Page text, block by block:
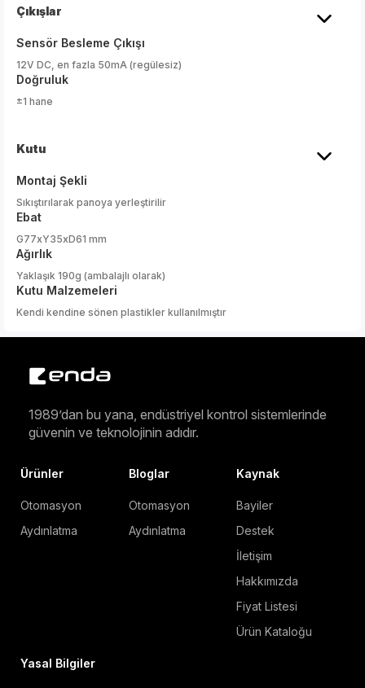
Çıkışlar
Sensör Besleme Çıkışı
12V DC, en fazla 50mA (regülesiz)
Doğruluk
±1 hane
Kutu
Montaj Şekli
Sıkıştırılarak panoya yerleştirilir
Ebat
G77xY35xD61 mm
Ağırlık
Yaklaşık 190g (ambalajlı olarak)
Kutu Malzemeleri
Kendi kendine sönen plastikler kullanılmıştır
1989’dan bu yana, endüstriyel kontrol sistemlerinde
güvenin ve teknolojinin adıdır.
Ürünler
Otomasyon
Aydınlatma
Bloglar
Otomasyon
Aydınlatma
Kaynak
Bayiler
Destek
İletişim
Hakkımızda
Fiyat Listesi
Ürün Kataloğu
Yasal Bilgiler